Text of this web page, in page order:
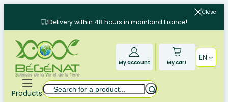
content
Close
Delivery within 48 hours in mainland France!
My account My cart
EN
Products
Search